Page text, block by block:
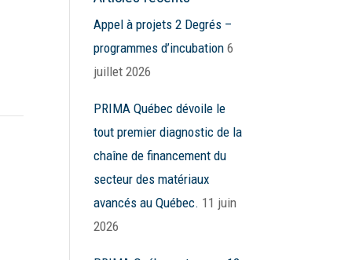
Appel à projets 2 Degrés –
programmes d’incubation 6
juillet 2026
PRIMA Québec dévoile le
tout premier diagnostic de la
chaîne de financement du
secteur des matériaux
avancés au Québec. 11 juin
2026